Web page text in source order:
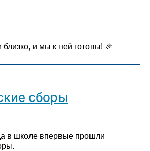
и мы к ней готовы! 🎉
сборы
в школе впервые прошли